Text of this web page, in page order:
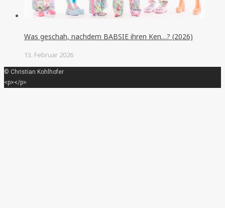
Was geschah, nachdem BABSIE ihren Ken…? (2026)
13. Februar 2026
© Christian Kohlhofer
<p></p>